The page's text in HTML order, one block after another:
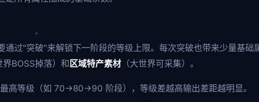
通过"突破"来解锁下一阶段的等级上限。每次突破也带来少量基础
界BOSS掉落）和 区域特产素材 （大世界可采集）。
高等级（如 70→80→90 阶段），等级差越高输出差距越明显。